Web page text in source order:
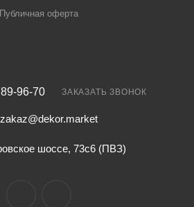
Публичная оферта
96-70 ЗАКАЗАТЬ ЗВОНОК
zakaz@dekor.market
шоссе, 73с6 (ПВЗ)